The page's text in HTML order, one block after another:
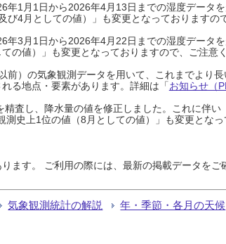
1月1日から2026年4月13日までの湿度データ
4月としての値）」も変更となっておりますの
3月1日から2026年4月22日までの湿度データ
の値）」も変更となっておりますので、ご注意
）の気象観測データを用いて、これまでより
る地点・要素があります。詳細は「お知らせ（
査し、降水量の値を修正しました。これに伴い
史上1位の値（8月としての値）」も変更とな
ます。 ご利用の際には、最新の掲載データをご
気象観測統計の解説 年・季節・各月の天候